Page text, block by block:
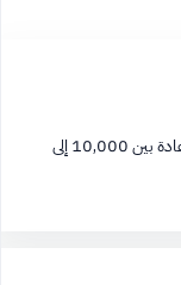
تختلف القيمة حسب التخصص والبرنامج، وتتراوح عادة بين 10,000 إلى